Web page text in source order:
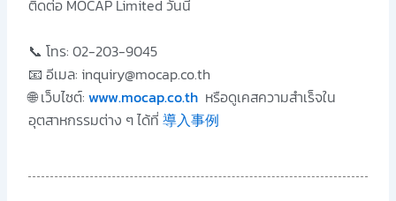
ติดต่อ MOCAP Limited วันนี้
📞 โทร: 02-203-9045
📧 อีเมล: inquiry@mocap.co.th
🌐 เว็บไซต์: www.mocap.co.th หรือดูเคสความสำเร็จใน
อุตสาหกรรมต่าง ๆ ได้ที่導入事例